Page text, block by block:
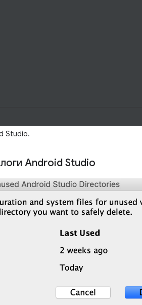
Studio.
Android Studio